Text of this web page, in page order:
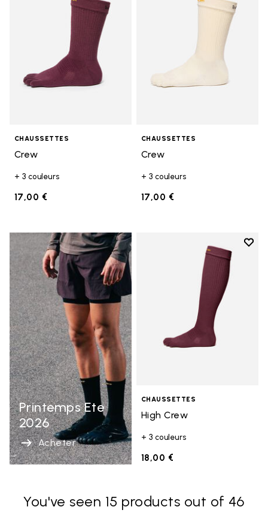
CHAUSSETTES
Crew
+ 3 couleurs
17,00 €
CHAUSSETTES
Crew
+ 3 couleurs
17,00 €
Printemps Ete
2026
Acheter
Add
CHAUSSETTES
High Crew
+ 3 couleurs
18,00 €
You've seen 15 products out of 46